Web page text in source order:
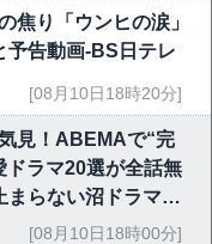
焦り「ウンヒの涙」
予告動画-BS日テレ
[08月10日18時20分]
見！ABEMAで“完
ドラマ20選が全話無
らない沼ドラマを
[08月10日18時00分]